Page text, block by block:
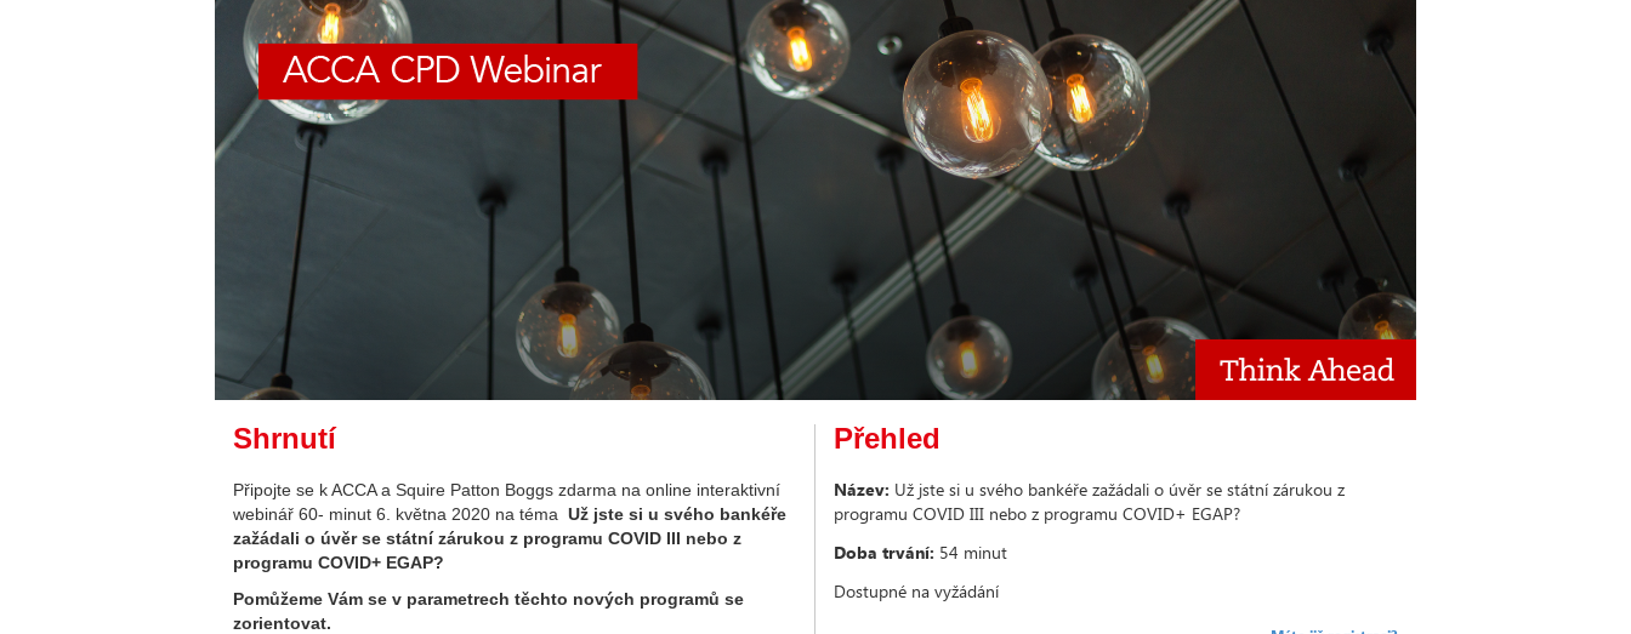
Přehled
Název: Už jste si u svého bankéře zažádali o úvěr se státní zárukou z
programu COVID III nebo z programu COVID+ EGAP?
Doba trvání: 54 minut
Dostupné na vyžádání
Shrnutí
Připojte se k ACCA a Squire Patton Boggs zdarma na online interaktivní
webinář 60- minut 6. května 2020 na téma Už jste si u svého bankéře
zažádali o úvěr se státní zárukou z programu COVID III nebo z
programu COVID+ EGAP?
Pomůžeme Vám se v parametrech těchto nových programů se
zorientovat.